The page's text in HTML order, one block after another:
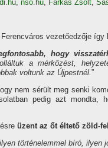
, nso.hu, Farkas Zsolt,
vezetőedzője így
hogy
a mérkőzést,
voltunk az Újpestnél.”
nem sérült meg senki
pedig azt mondta,
üzent az őt éltető zöld-
történelemmel bíró, ilyen